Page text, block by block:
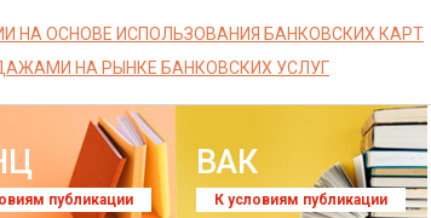
НА ОСНОВЕ ИСПОЛЬЗОВАНИЯ БАНКОВСКИХ КАРТ
НА РЫНКЕ БАНКОВСКИХ УСЛУГ
публикации
ВАК
К условиям публикации